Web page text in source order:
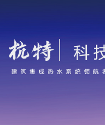
选择杭特
杭特在发展